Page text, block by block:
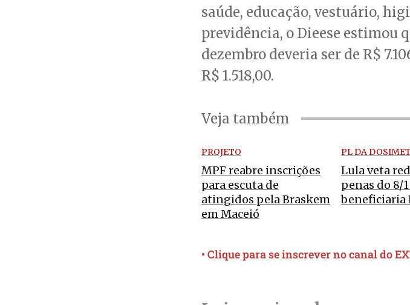
saúde, educação, vestuário,
previdência, o Dieese estimou
dezembro deveria ser de R$
R$ 1.518,00.
Veja também
PROJETO
MPF reabre inscrições
para escuta de
atingidos pela Braskem
em Maceió
PL DA
Lula veta
penas do 8/
beneficiaria
• Clique para se inscrever no canal do